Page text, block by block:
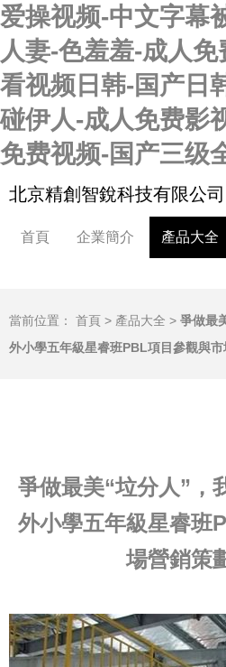
爱操视频-中文字幕
人妻-色羞羞-成人
看视频日韩-国产日
碰伊人-成人免费影
免费视频-国产三级
北京精創智銳科技有限公司
首頁 企業簡介 產品大全
當前位置： 首頁 > 產品大全 > 爭做最
外小學五年級星睿班PBL項目參觀與
爭做最美“垃分人”
外小學五年級星睿班
場營銷策